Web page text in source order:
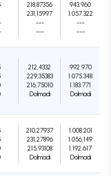
218,87356
231,15997
---
---
943.960
1.057.322
---
---
212,4332
229,35383
216,75010
Dolmadı
992.970
1.075.348
1.183.771
Dolmadı
210,27937
231,27896
215,93108
Dolmadı
1.008.201
1.056.149
1.192.617
Dolmadı